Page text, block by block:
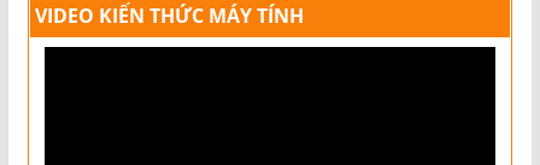
VIDEO KIẾN THỨC MÁY TÍNH